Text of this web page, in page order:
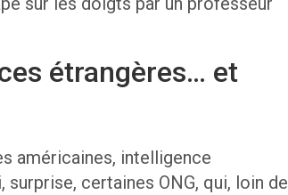
étrangères… et
américaines, intelligence
certaines ONG, qui, loin de